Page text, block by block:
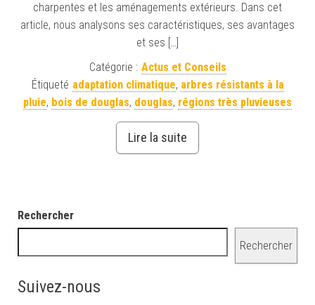
charpentes et les aménagements extérieurs. Dans cet
article, nous analysons ses caractéristiques, ses avantages
et ses […]
Catégorie : Actus et Conseils
Étiqueté adaptation climatique, arbres résistants à la
pluie, bois de douglas, douglas, régions très pluvieuses
Lire la suite
Rechercher
Rechercher
Suivez-nous